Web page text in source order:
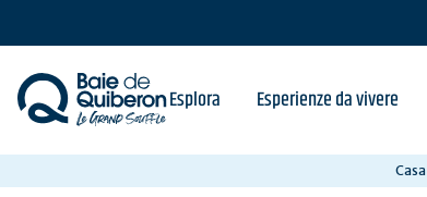
content
Esplora Esperienze da vivere
Casa